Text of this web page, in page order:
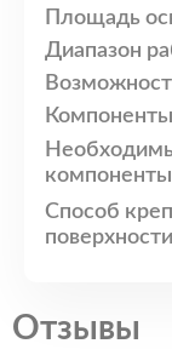
Площадь
Диапазон
Способ
Отзывы